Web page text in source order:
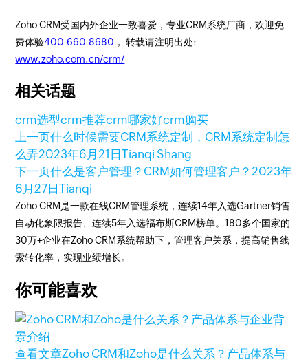
Zoho CRM受国内外企业一致喜爱，专业CRM系统厂商，欢迎免
费体验400-660-8680 ， 转载请注明出处:
www.zoho.com.cn/crm/
相关话题
crm选型crm推荐crm哪家好crm购买
上一页什么时候需要CRM系统定制，CRM系统定制怎
么弄2023年6月21日Tianqi Shang
下一页什么是客户管理？CRM如何管理客户？ 2023年
6月27日Tianqi
Zoho CRM是一款在线CRM管理系统，连续14年入选Gartner销售
自动化象限报告、连续5年入选福布斯CRM榜单。180多个国家的
30万+企业在Zoho CRM系统帮助下，管理客户关系，提高销售线
索转化率，实现业绩增长。
你可能喜欢
查看文章Zoho CRM和Zoho是什么关系？产品体系与